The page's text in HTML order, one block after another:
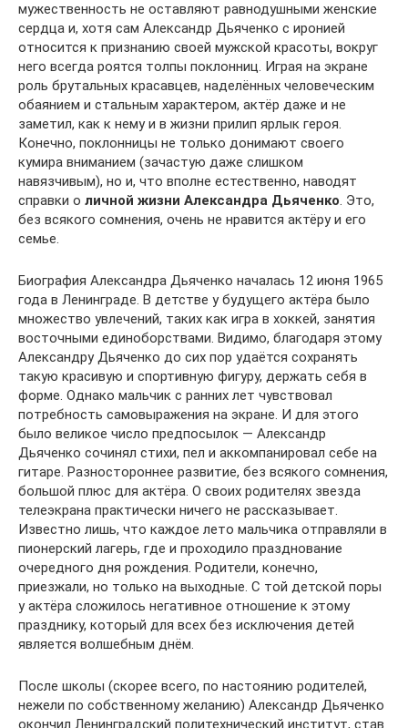
мужественность не оставляют равнодушными женские
сердца и, хотя сам Александр Дьяченко с иронией
относится к признанию своей мужской красоты, вокруг
него всегда роятся толпы поклонниц. Играя на экране
роль брутальных красавцев, наделённых человеческим
обаянием и стальным характером, актёр даже и не
заметил, как к нему и в жизни прилип ярлык героя.
Конечно, поклонницы не только донимают своего
кумира вниманием (зачастую даже слишком
навязчивым), но и, что вполне естественно, наводят
справки о личной жизни Александра Дьяченко. Это,
без всякого сомнения, очень не нравится актёру и его
семье.
Биография Александра Дьяченко началась 12 июня 1965
года в Ленинграде. В детстве у будущего актёра было
множество увлечений, таких как игра в хоккей, занятия
восточными единоборствами. Видимо, благодаря этому
Александру Дьяченко до сих пор удаётся сохранять
такую красивую и спортивную фигуру, держать себя в
форме. Однако мальчик с ранних лет чувствовал
потребность самовыражения на экране. И для этого
было великое число предпосылок — Александр
Дьяченко сочинял стихи, пел и аккомпанировал себе на
гитаре. Разностороннее развитие, без всякого сомнения,
большой плюс для актёра. О своих родителях звезда
телеэкрана практически ничего не рассказывает.
Известно лишь, что каждое лето мальчика отправляли в
пионерский лагерь, где и проходило празднование
очередного дня рождения. Родители, конечно,
приезжали, но только на выходные. С той детской поры
у актёра сложилось негативное отношение к этому
празднику, который для всех без исключения детей
является волшебным днём.
После школы (скорее всего, по настоянию родителей,
нежели по собственному желанию) Александр Дьяченко
окончил Ленинградский политехнический институт, став